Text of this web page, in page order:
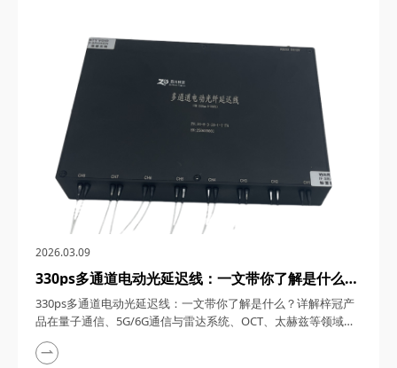
越的性能和稳定的表现，成为了市场上的热门之...
2026.03.09
330ps多通道电动光延迟线：一文带你了解是什么？
详解梓冠产品在量子通信、5G/6G通信与雷达系
统、OCT、太赫兹等领域的实际应用
330ps多通道电动光延迟线：一文带你了解是什么？详解梓冠产
品在量子通信、5G/6G通信与雷达系统、OCT、太赫兹等领域的
实际应用 330ps多通道电动光延迟线，在光通信与光电子技术的
飞速发展中，凭借其高精度、多通道、可调可控等特性，在量子